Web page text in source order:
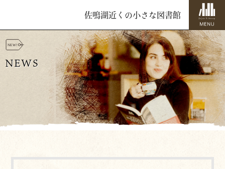
佐鳴湖近くの小さな図書館
NEWS